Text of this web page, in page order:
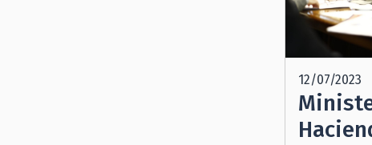
12/07/2023